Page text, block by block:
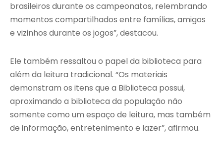
brasileiros durante os campeonatos, relembrando
momentos compartilhados entre famílias, amigos
e vizinhos durante os jogos”, destacou.
Ele também ressaltou o papel da biblioteca para
além da leitura tradicional. “Os materiais
demonstram os itens que a Biblioteca possui,
aproximando a biblioteca da população não
somente como um espaço de leitura, mas também
de informação, entretenimento e lazer”, afirmou.